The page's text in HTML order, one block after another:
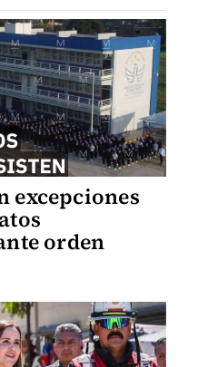
excepciones
orden